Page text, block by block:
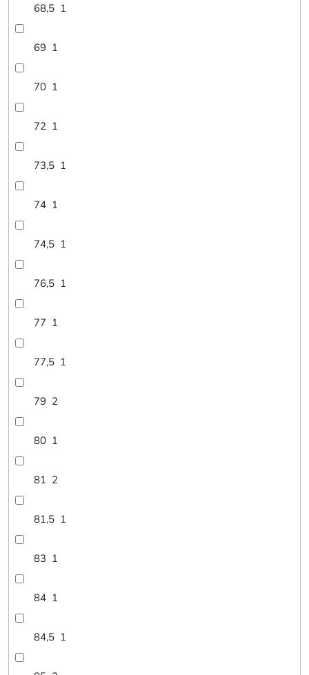
68,5 1
69 1
70 1
72 1
73,5 1
74 1
74,5 1
76,5 1
77 1
77,5 1
79 2
80 1
81 2
81,5 1
83 1
84 1
84,5 1